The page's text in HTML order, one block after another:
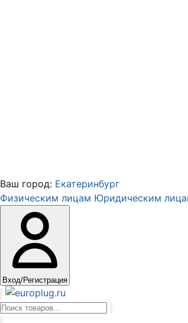
Ваш город: Екатеринбург
Физическим лицам Юридическим
Вход/Регистрация